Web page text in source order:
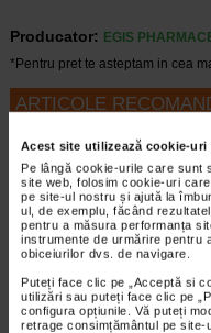
Acest site utilizează cookie-uri
Pe lângă cookie-urile care sunt
site web, folosim cookie-uri
pe site-ul nostru și ajută la
ul, de exemplu, făcând
pentru a măsura performanța
instrumente de urmărire pentru
obiceiurilor dvs. de navigare.
Puteți face clic pe „Acceptă si
utilizări sau puteți face clic pe
configura opțiunile. Vă puteți
retrage consimțământul pe site-
Producator:
EGIS
*Pentru pret te asteptam in cea
ARTICOLE
Tot ce
preventie
Boli de
mai
timpului
scaune cu rotile.
Timp de citire:6 minute, 36